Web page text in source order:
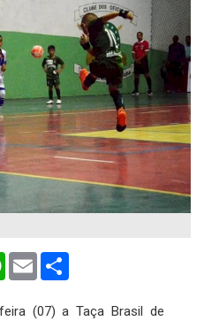
WhatsApp
Email
(07) a Taça Brasil de